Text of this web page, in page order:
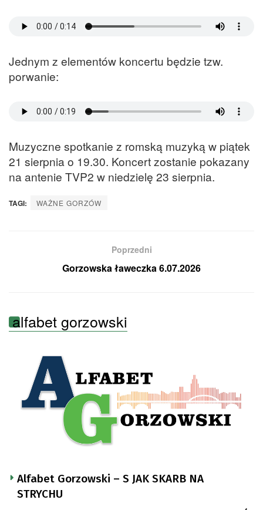
Jednym z elementów koncertu będzie tzw.
porwanie:
Muzyczne spotkanie z romską muzyką w piątek
21 sierpnia o 19.30. Koncert zostanie pokazany
na antenie TVP2 w niedzielę 23 sierpnia.
TAGI: WAŻNE GORZÓW
Poprzedni
Gorzowska ławeczka 6.07.2026
alfabet gorzowski
Alfabet Gorzowski – S JAK SKARB NA
STRYCHU